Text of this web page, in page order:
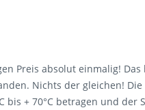
Preis absolut einmalig!
Nichts der gleichen!
bis + 70°C betragen und